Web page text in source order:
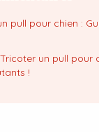
pull pour chien :
Tricoter un pull pour
!